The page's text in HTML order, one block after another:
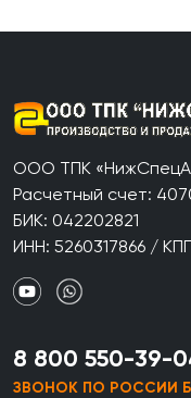
ООО ТПК
Расчетный счет:
БИК: 042202821
ИНН: 5260317866 /
8 800 550-39-
ЗВОНОК ПО РОССИИ